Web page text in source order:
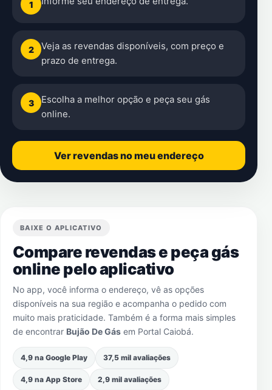
1
2
Veja as revendas disponíveis, com preço e
prazo de entrega.
3
Escolha a melhor opção e peça seu gás
online.
Ver revendas no meu endereço
BAIXE O APLICATIVO
Compare revendas e peça gás
online pelo aplicativo
No app, você informa o endereço, vê as opções
disponíveis na sua região e acompanha o pedido com
muito mais praticidade. Também é a forma mais simples
de encontrar Bujão De Gás em Portal Caiobá.
4,9 na Google Play 37,5 mil avaliações
4,9 na App Store 2,9 mil avaliações